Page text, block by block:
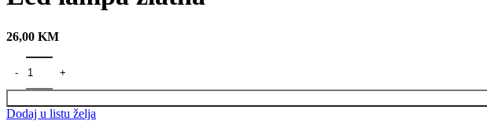
26,00 KM
Dodaj u listu želja